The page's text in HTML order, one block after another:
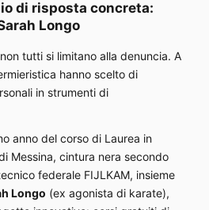
di risposta concreta:
Longo
tutti si limitano alla denuncia. A
hanno scelto di
in strumenti di
anno del corso di Laurea in
Messina, cintura nera secondo
federale FIJLKAM, insieme
Longo (ex agonista di karate),